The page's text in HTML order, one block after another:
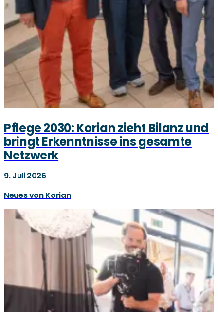
Pflege 2030: Korian zieht Bilanz und
bringt Erkenntnisse ins gesamte
Netzwerk
9. Juli 2026
Neues von Korian